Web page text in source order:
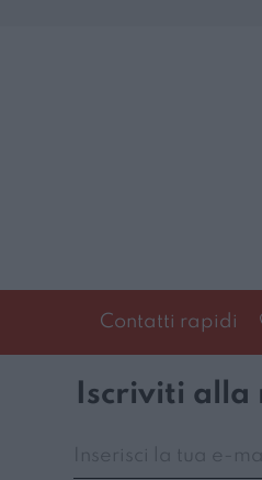
Contatti rapidi
Iscriviti alla